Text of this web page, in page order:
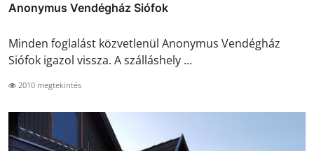
Anonymus Vendégház Siófok
Minden foglalást közvetlenül Anonymus Vendégház
Siófok igazol vissza. A szálláshely ...
2010 megtekintés